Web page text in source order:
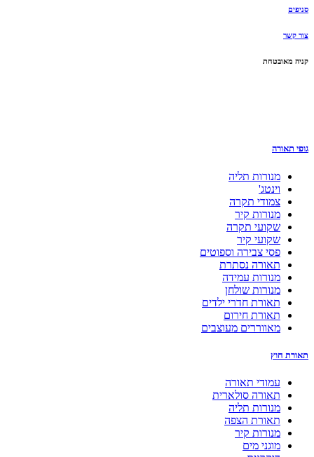
סניפים
צור קשר
קניה מאובטחת
גופי תאורה
מנורות תליה
וינטג'
צמודי תקרה
מנורות קיר
שקועי תקרה
שקועי קיר
פסי צבירה וספוטים
תאורה נסתרת
מנורות עמידה
מנורות שולחן
תאורת חדרי ילדים
תאורת חירום
מאווררים מעוצבים
תאורת חוץ
עמודי תאורה
תאורה סולארית
מנורות תליה
תאורת הצפה
מנורות קיר
מוגני מים